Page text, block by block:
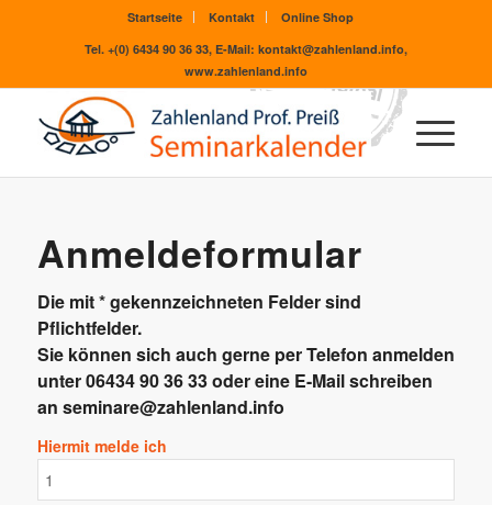
Startseite Kontakt
Online Shop
Tel. +(0) 6434 90 36 33, E-Mail: kontakt@zahlenland.info,
www.zahlenland.info
Anmeldeformular
Die mit * gekennzeichneten Felder sind
Pflichtfelder.
Sie können sich auch gerne per Telefon anmelden
unter 06434 90 36 33 oder eine E-Mail schreiben
an seminare@zahlenland.info
Hiermit melde ich